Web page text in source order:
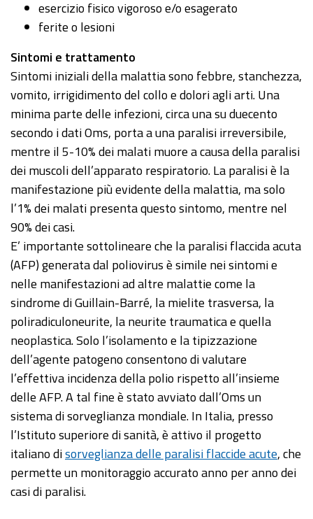
esercizio fisico vigoroso e/o esagerato
ferite o lesioni
Sintomi e trattamento
Sintomi iniziali della malattia sono febbre, stanchezza,
vomito, irrigidimento del collo e dolori agli arti. Una
minima parte delle infezioni, circa una su duecento
secondo i dati Oms, porta a una paralisi irreversibile,
mentre il 5-10% dei malati muore a causa della paralisi
dei muscoli dell’apparato respiratorio. La paralisi è la
manifestazione più evidente della malattia, ma solo
l’1% dei malati presenta questo sintomo, mentre nel
90% dei casi.
E’ importante sottolineare che la paralisi flaccida acuta
(AFP) generata dal poliovirus è simile nei sintomi e
nelle manifestazioni ad altre malattie come la
sindrome di Guillain-Barré, la mielite trasversa, la
poliradiculoneurite, la neurite traumatica e quella
neoplastica. Solo l’isolamento e la tipizzazione
dell’agente patogeno consentono di valutare
l’effettiva incidenza della polio rispetto all’insieme
delle AFP. A tal fine è stato avviato dall’Oms un
sistema di sorveglianza mondiale. In Italia, presso
l’Istituto superiore di sanità, è attivo il progetto
italiano disorveglianza delle paralisi flaccide acute, che
permette un monitoraggio accurato anno per anno dei
casi di paralisi.